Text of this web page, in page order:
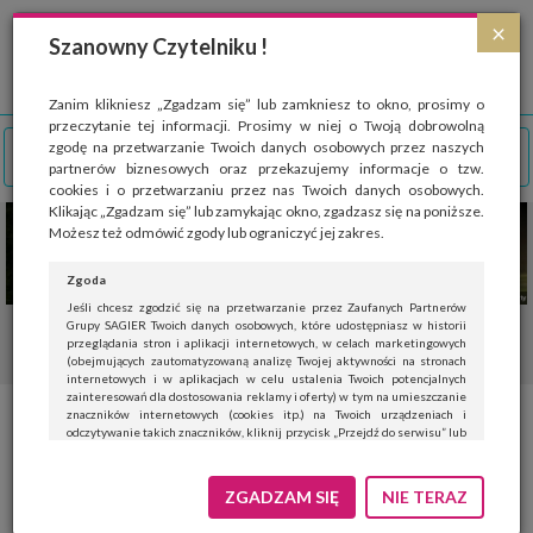
×
Szanowny Czytelniku !
Zanim klikniesz „Zgadzam się” lub zamkniesz to okno, prosimy o
przeczytanie tej informacji. Prosimy w niej o Twoją dobrowolną
zgodę na przetwarzanie Twoich danych osobowych przez naszych
partnerów biznesowych oraz przekazujemy informacje o tzw.
cookies i o przetwarzaniu przez nas Twoich danych osobowych.
Klikając „Zgadzam się” lub zamykając okno, zgadzasz się na poniższe.
Możesz też odmówić zgody lub ograniczyć jej zakres.
Zgoda
Jeśli chcesz zgodzić się na przetwarzanie przez Zaufanych Partnerów
Grupy SAGIER Twoich danych osobowych, które udostępniasz w historii
przeglądania stron i aplikacji internetowych, w celach marketingowych
(obejmujących zautomatyzowaną analizę Twojej aktywności na stronach
internetowych i w aplikacjach w celu ustalenia Twoich potencjalnych
zainteresowań dla dostosowania reklamy i oferty) w tym na umieszczanie
znaczników internetowych (cookies itp.) na Twoich urządzeniach i
odczytywanie takich znaczników, kliknij przycisk „Przejdź do serwisu” lub
Jeśli nie chcesz wyrazić zgody, kliknij „Nie teraz”.
Wyrażenie zgody jest dobrowolne. Możesz edytować zakres zgody, w tym
ZGADZAM SIĘ NIE TERAZ
Strona wykorzystuje pliki cookies, które służą głównie do celów statystycznych.
Wyrażając zgodę na używanie 'cookies', zezwalasz na zapisanie ich w pamięci
przeglądarki. Przejdź do
polityki cookies